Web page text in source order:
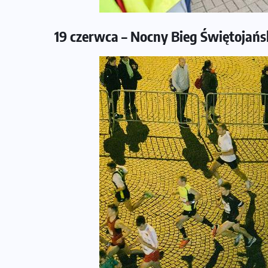
19 czerwca – Nocny Bieg